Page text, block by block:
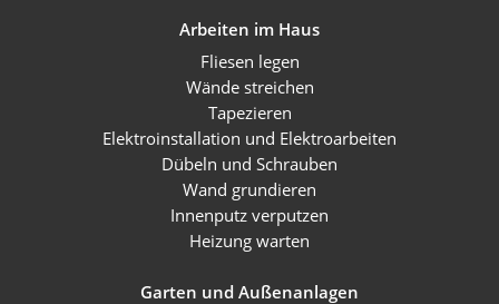
Arbeiten im Haus
Fliesen legen
Wände streichen
Tapezieren
Elektroinstallation und Elektroarbeiten
Dübeln und Schrauben
Wand grundieren
Innenputz verputzen
Heizung warten
Garten und Außenanlagen